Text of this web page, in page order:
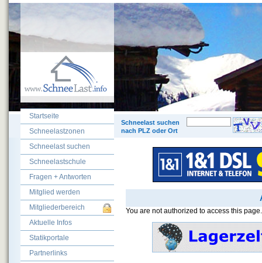
You are not authorized to access this page.
Schneelast suchen
nach PLZ oder Ort
Startseite
Schneelastzonen
Schneelast suchen
Schneelastschule
Fragen + Antworten
Mitglied werden
Mitgliederbereich
Aktuelle Infos
Statikportale
Partnerlinks
©